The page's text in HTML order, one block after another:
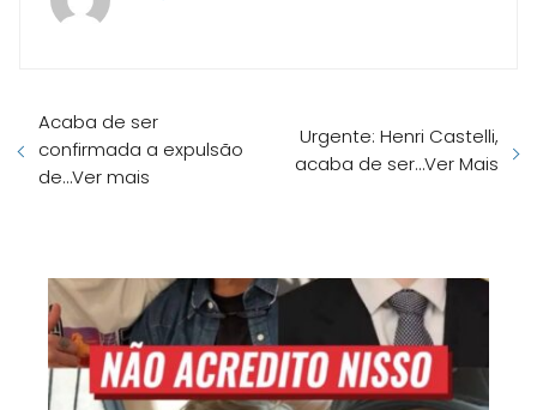
Acaba de ser
confirmada a expulsão
de…Ver mais
Urgente: Henri Castelli,
acaba de ser…Ver Mais